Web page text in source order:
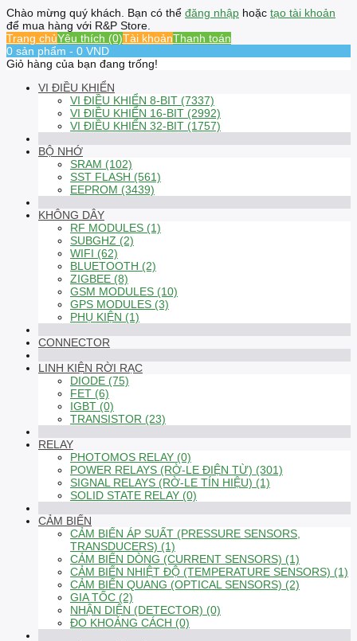
Chào mừng quý khách. Bạn có thể đăng nhập hoặc tạo tài khoản
để mua hàng với R&P Store.
Trang chủYêu thích (0)Tài khoảnThanh toán
0 sản phẩm - 0 VND
Giỏ hàng của bạn đang trống!
VI ĐIỀU KHIỂN
VI ĐIỀU KHIỂN 8-BIT (7337)
VI ĐIỀU KHIỂN 16-BIT (2992)
VI ĐIỀU KHIỂN 32-BIT (1757)
BỘ NHỚ
SRAM (102)
SST FLASH (561)
EEPROM (3439)
KHÔNG DÂY
RF MODULES (1)
SUBGHZ (2)
WIFI (62)
BLUETOOTH (2)
ZIGBEE (8)
GSM MODULES (10)
GPS MODULES (3)
PHỤ KIỆN (1)
CONNECTOR
LINH KIỆN RỜI RẠC
DIODE (75)
FET (6)
IGBT (0)
TRANSISTOR (23)
RELAY
PHOTOMOS RELAY (0)
POWER RELAYS (RỜ-LE ĐIỆN TỪ) (301)
SIGNAL RELAYS (RỜ-LE TÍN HIỆU) (1)
SOLID STATE RELAY (0)
CẢM BIẾN
CẢM BIẾN ÁP SUẤT (PRESSURE SENSORS,
TRANSDUCERS) (1)
CẢM BIẾN DÒNG (CURRENT SENSORS) (1)
CẢM BIẾN NHIỆT ĐỘ (TEMPERATURE SENSORS) (1)
CẢM BIẾN QUANG (OPTICAL SENSORS) (2)
GIA TỐC (2)
NHẬN DIỆN (DETECTOR) (0)
ĐO KHOẢNG CÁCH (0)